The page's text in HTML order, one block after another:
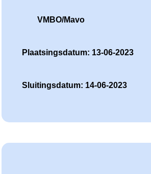
VMBO/Mavo
Plaatsingsdatum: 13-06-2023
Sluitingsdatum: 14-06-2023